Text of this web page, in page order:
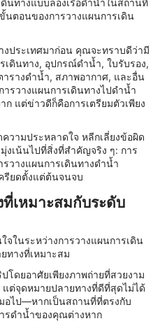
นทางแบบล่องเรือดำน้ำในสถานที่
นตอนของการวางแผนการเดิน
ประเทศมาก่อน คุณจะทราบดีว่ามี
เดินทาง, อุปกรณ์ดำน้ำ, ใบรับรอง,
รางดำน้ำ, สภาพอากาศ, และอื่น
ารวางแผนการเดินทางไปดำน้ำ
ก แต่ข่าวดีก็คือการเตรียมตัวเพียง
วามประหลาดใจ หลีกเลี่ยงข้อผิด
งเน้นไปที่สิ่งที่สำคัญจริง ๆ: การ
วางแผนการเดินทางดำน้ำ
รียดตั้งแต่ต้นจนจบ
เหมาะสมกับระดับ
ในระหว่างการวางแผนการเดิน
ทางที่เหมาะสม
โดยอาศัยเพียงภาพถ่ายที่สวยงาม
แต่จุดหมายปลายทางที่ดีที่สุดไม่ได้
อไป—หากเป็นสถานที่ที่ตรงกับ
รดำน้ำของคุณต่างหาก